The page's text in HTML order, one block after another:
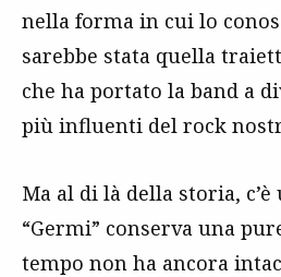
nella forma in cui lo
sarebbe stata quella
che ha portato la band a
più influenti del rock
Ma al di là della storia,
“Germi” conserva una
tempo non ha ancora